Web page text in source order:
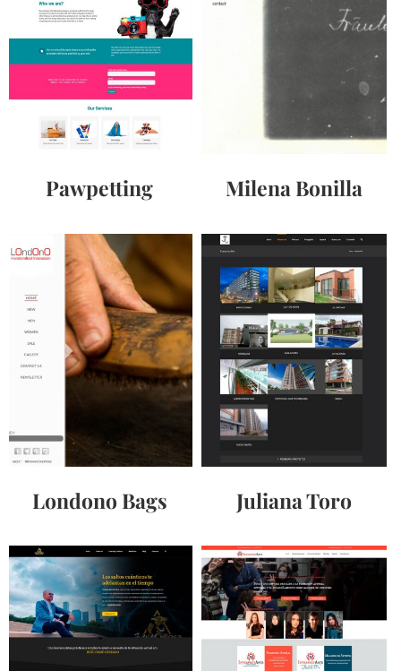
Pawpetting Milena Bonilla
Londono
Bags
Londono Bags Juliana Toro
JuanMa